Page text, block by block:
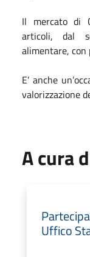
Il mercato di
articoli, dal
alimentare,
E’ anche
valorizzazione
A cura
Uffico